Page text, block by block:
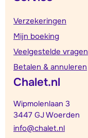
Verzekeringen
Mijn boeking
Veelgestelde vragen
Betalen & annuleren
Chalet.nl
Wipmolenlaan 3
3447 GJ Woerden
info@chalet.nl